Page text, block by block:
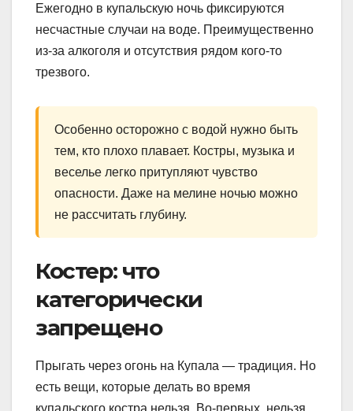
Ежегодно в купальскую ночь фиксируются
несчастные случаи на воде. Преимущественно
из-за алкоголя и отсутствия рядом кого-то
трезвого.
Особенно осторожно с водой нужно быть
тем, кто плохо плавает. Костры, музыка и
веселье легко притупляют чувство
опасности. Даже на мелине ночью можно
не рассчитать глубину.
Костер: что
категорически
запрещено
Прыгать через огонь на Купала — традиция. Но
есть вещи, которые делать во время